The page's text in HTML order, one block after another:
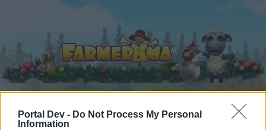
Portal Dev - Do Not Process My Personal
Information
Начало Форуми